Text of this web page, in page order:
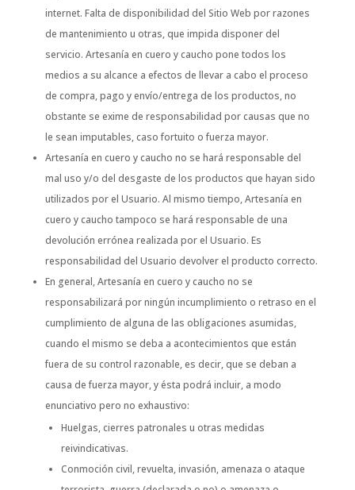
internet. Falta de disponibilidad del Sitio Web por razones
de mantenimiento u otras, que impida disponer del
servicio. Artesanía en cuero y caucho pone todos los
medios a su alcance a efectos de llevar a cabo el proceso
de compra, pago y envío/entrega de los productos, no
obstante se exime de responsabilidad por causas que no
le sean imputables, caso fortuito o fuerza mayor.
Artesanía en cuero y caucho no se hará responsable del
mal uso y/o del desgaste de los productos que hayan sido
utilizados por el Usuario. Al mismo tiempo, Artesanía en
cuero y caucho tampoco se hará responsable de una
devolución errónea realizada por el Usuario. Es
responsabilidad del Usuario devolver el producto correcto.
En general, Artesanía en cuero y caucho no se
responsabilizará por ningún incumplimiento o retraso en el
cumplimiento de alguna de las obligaciones asumidas,
cuando el mismo se deba a acontecimientos que están
fuera de su control razonable, es decir, que se deban a
causa de fuerza mayor, y ésta podrá incluir, a modo
enunciativo pero no exhaustivo:
Huelgas, cierres patronales u otras medidas
reivindicativas.
Conmoción civil, revuelta, invasión, amenaza o ataque